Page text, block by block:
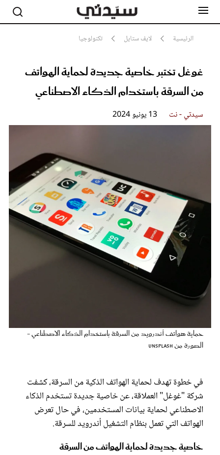
الرئيسية لايف ستايل تكنولوجيا
غوغل تختبر خاصية جديدة لحماية الهواتف
من السرقة باستخدام الذكاء الاصطناعي
سيدتي - نت 13 يونيو 2024
حماية هواتف أندرويد من السرقة باستخدام الذكاء الاصطناعي -
الصورة من unsplash
في خطوة تهدف لحماية الهواتف الذكية من السرقة، كشفت
شركة "غوغل" العملاقة، عن خاصية جديدة تستخدم الذكاء
الاصطناعي لحماية بيانات المستخدمين، في حال تعرض
الهواتف التي تعمل بنظام التشغيل أندرويد للسرقة.
خاصية جديدة لحماية الهواتف من السرقة
مشاهير
جمال
سيدتي وطفلك
لايف ستايل
ستايل
تقارير
عروس سيدتي
غلاف رفمي